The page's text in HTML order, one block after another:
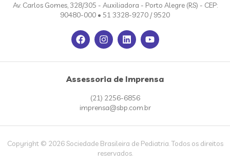
Av. Carlos Gomes, 328/305 - Auxiliadora - Porto Alegre (RS) - CEP:
90480-000 • 51 3328-9270 / 9520
Assessoria de Imprensa
(21) 2256-6856
imprensa@sbp.com.br
Copyright © 2026 Sociedade Brasileira de Pediatria. Todos os direitos
reservados.